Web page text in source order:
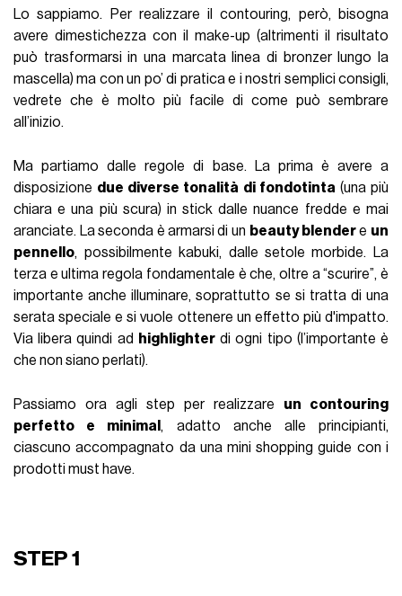
Lo sappiamo. Per realizzare il contouring, però, bisogna
avere dimestichezza con il make-up (altrimenti il risultato
può trasformarsi in una marcata linea di bronzer lungo la
mascella) ma con un po’ di pratica e i nostri semplici consigli,
vedrete che è molto più facile di come può sembrare
all’inizio.
Ma partiamo dalle regole di base. La prima è avere a
disposizione due diverse tonalità di fondotinta(una più
chiara e una più scura) in stick dalle nuance fredde e mai
aranciate. La seconda è armarsi di un beauty blendere un
pennello, possibilmente kabuki, dalle setole morbide. La
terza e ultima regola fondamentale è che, oltre a “scurire”, è
importante anche illuminare, soprattutto se si tratta di una
serata speciale e si vuole ottenere un effetto più d'impatto.
Via libera quindi ad
highlighterdi ogni tipo (l’importante è
che non siano perlati).
Passiamo ora agli step per realizzare un contouring
perfetto e minimal, adatto anche alle principianti,
ciascuno accompagnato da una mini shopping guide con i
prodotti must have.
STEP 1